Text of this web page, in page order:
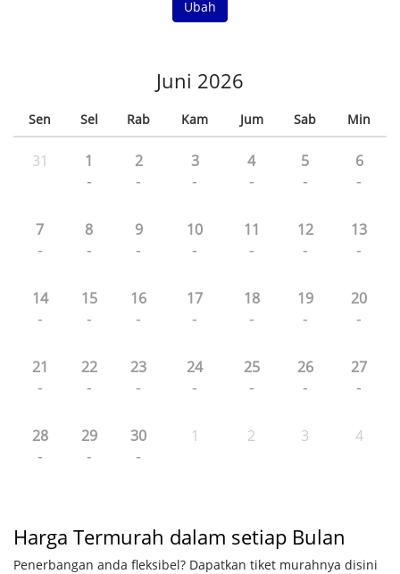
Ubah
Juni 2026
Sen Sel Rab Kam Jum Sab Min
31 1
-
2
-
3
-
4
-
5
-
6
-
7
-
8
-
9
-
10
-
11
-
12
-
13
-
14
-
15
-
16
-
17
-
18
-
19
-
20
-
21
-
22
-
23
-
24
-
25
-
26
-
27
-
28
-
29
-
30
-
1 2 3 4
Harga Termurah dalam setiap Bulan
Penerbangan anda fleksibel? Dapatkan tiket murahnya disini